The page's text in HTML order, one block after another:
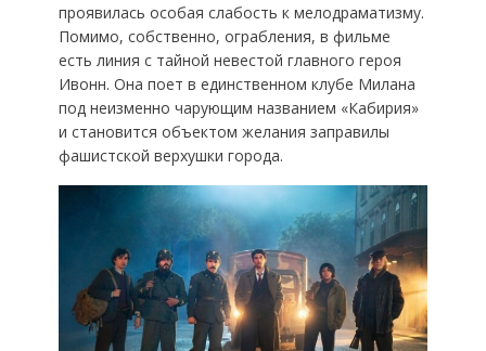
проявилась особая слабость к мелодраматизму.
Помимо, собственно, ограбления, в фильме
есть линия с тайной невестой главного героя
Ивонн. Она поет в единственном клубе Милана
под неизменно чарующим названием «Кабирия»
и становится объектом желания заправилы
фашистской верхушки города.